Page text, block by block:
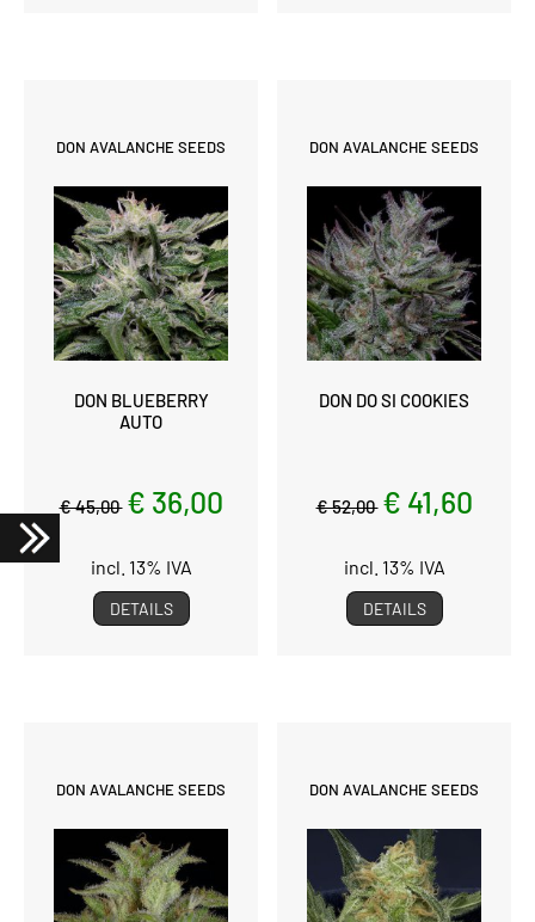
DON AVALANCHE SEEDS
DON BLUEBERRY
AUTO
€ 45,00 € 36,00
incl. 13% IVA
DETAILS
DON AVALANCHE SEEDS
DON DO SI COOKIES
€ 52,00 € 41,60
incl. 13% IVA
DETAILS
DON AVALANCHE SEEDS DON AVALANCHE SEEDS